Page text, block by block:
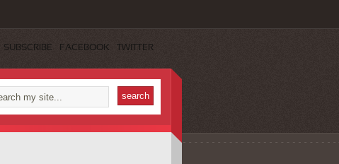
SUBSCRIBE FACEBOOK TWITTER